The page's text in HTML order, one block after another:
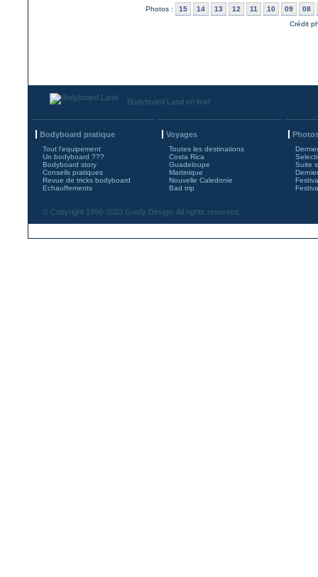
Photos : 15 14 13 12 11 10 09
08
Crédit
Bodyboard Land en bref
Bodyboard pratique
Tout l'equipement
Un bodyboard ???
Bodyboard story
Conseils pratiques
Revue de tricks bodyboard
Echauffements
Voyages
Toutes les destinations
Costa Rica
Guadeloupe
Martinique
Nouvelle Caledonie
Bad trip
Suite
© Copyright 1996-2023 Goofy Design. All rights reserved.